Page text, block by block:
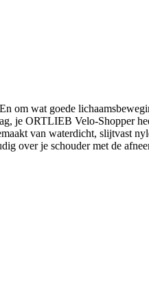
om wat goede
je ORTLIEB Velo-Shopper
van waterdicht, slijtvast
over je schouder met de